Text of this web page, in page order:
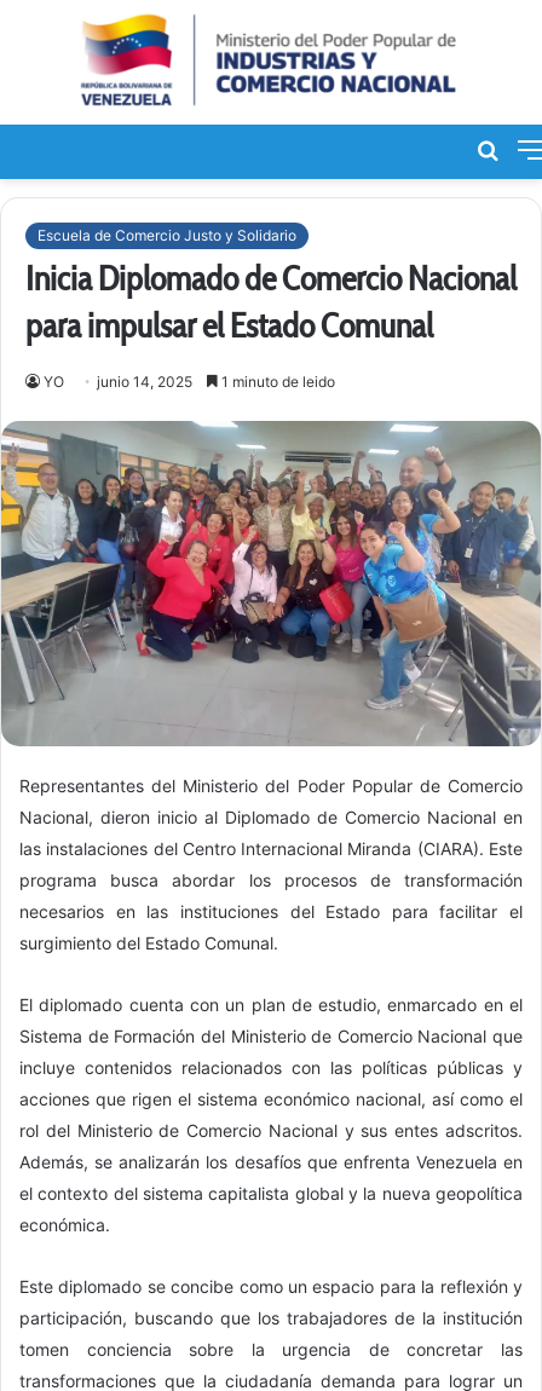
de
Escuela de Comercio Justo y Solidario
Inicia Diplomado de Comercio Nacional
para impulsar el Estado Comunal
YO junio 14, 2025 1 minuto de leido
Representantes del Ministerio del Poder Popular de Comercio
Nacional, dieron inicio al Diplomado de Comercio Nacional en
las instalaciones del Centro Internacional Miranda (CIARA). Este
programa busca abordar los procesos de transformación
necesarios en las instituciones del Estado para facilitar el
surgimiento del Estado Comunal.
El diplomado cuenta con un plan de estudio, enmarcado en el
Sistema de Formación del Ministerio de Comercio Nacional que
incluye contenidos relacionados con las políticas públicas y
acciones que rigen el sistema económico nacional, así como el
rol del Ministerio de Comercio Nacional y sus entes adscritos.
Además, se analizarán los desafíos que enfrenta Venezuela en
el contexto del sistema capitalista global y la nueva geopolítica
económica.
Este diplomado se concibe como un espacio para la reflexión y
participación, buscando que los trabajadores de la institución
tomen conciencia sobre la urgencia de concretar las
transformaciones que la ciudadanía demanda para lograr un